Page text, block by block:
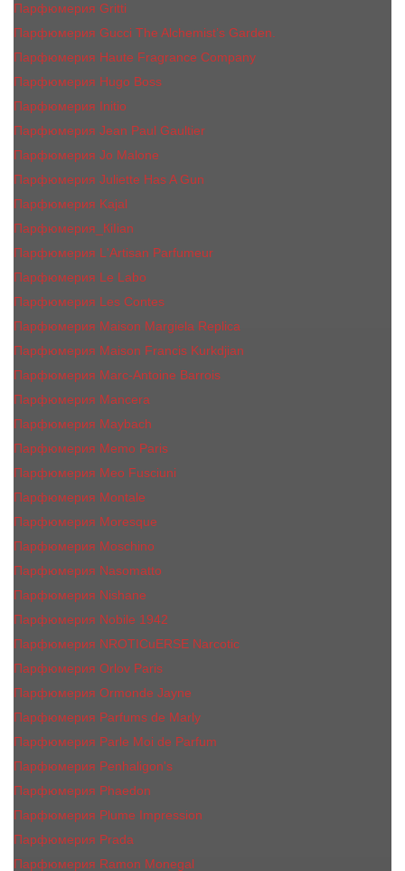
Парфюмерия Gritti
Парфюмерия Gucci The Alchemist’s Garden.
Парфюмерия Haute Fragrance Company
Парфюмерия Hugo Boss
Парфюмерия Initio
Парфюмерия Jean Paul Gaultier
Парфюмерия Jо Malоnе
Парфюмерия Juliette Has A Gun
Парфюмерия Kajal
Парфюмерия_КiIiаn
Парфюмерия L'Artisan Parfumeur
Парфюмерия Le Labo
Парфюмерия Les Contes
Парфюмерия Maison Margiela Replica
Парфюмерия Maison Francis Kurkdjian
Парфюмерия Marc-Antoine Barrois
Парфюмерия Mancera
Парфюмерия Maybach
Парфюмерия Memo Paris
Парфюмерия Meo Fusciuni
Парфюмерия Montale
Парфюмерия Moresque
Парфюмерия Moschino
Парфюмерия Nasomatto
Парфюмерия Nishane
Парфюмерия Nobile 1942
Парфюмерия NROTICuERSE Narcotic
Парфюмерия Orlov Paris
Парфюмерия Ormonde Jayne
Парфюмерия Parfums de Marly
Парфюмерия Parle Moi de Parfum
Парфюмерия Penhaligon's
Парфюмерия Phaedon
Парфюмерия Plume Impression
Парфюмерия Prada
Парфюмерия Ramon Monegal